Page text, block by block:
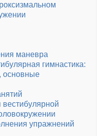
маневра
гимнастика:
основные
упражнений